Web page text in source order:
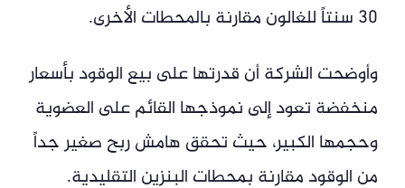
30 سنتاً للغالون مقارنة بالمحطات الأخرى.
وأوضحت الشركة أن قدرتها على بيع الوقود بأسعار
منخفضة تعود إلى نموذجها القائم على العضوية
وحجمها الكبير، حيث تحقق هامش ربح صغير جداً
من الوقود مقارنة بمحطات البنزين التقليدية.